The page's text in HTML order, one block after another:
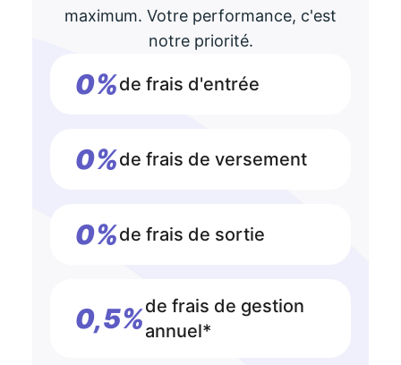
maximum. Votre performance, c'est
notre priorité.
0%de frais d'entrée
0%de frais de versement
0%de frais de sortie
0,5%de frais de gestion
annuel*